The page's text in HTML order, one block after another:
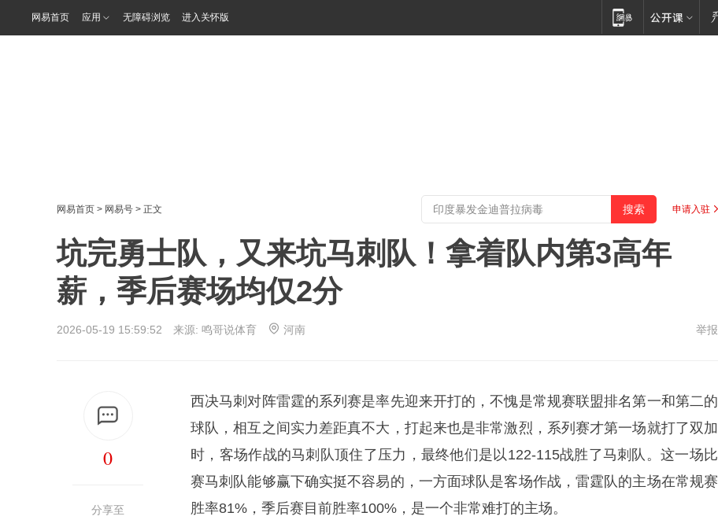
网易首页 应用 无障碍浏览 进入关怀版
网易首页 > 网易号 > 正文 申请入驻
坑完勇士队，又来坑马刺队！拿着队内第3高年
薪，季后赛场均仅2分
2026-05-19 15:59:52 来源: 鸣哥说体育 河南 举报
0
分享至
西决马刺对阵雷霆的系列赛是率先迎来开打的，不愧是常规赛联盟排名第一和第二的
球队，相互之间实力差距真不大，打起来也是非常激烈，系列赛才第一场就打了双加
时，客场作战的马刺队顶住了压力，最终他们是以122-115战胜了马刺队。这一场比
赛马刺队能够赢下确实挺不容易的，一方面球队是客场作战，雷霆队的主场在常规赛
胜率81%，季后赛目前胜率100%，是一个非常难打的主场。